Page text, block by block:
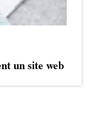
un site web